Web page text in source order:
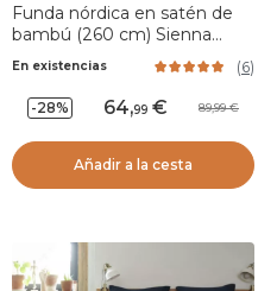
Funda nórdica en satén de
bambú (260 cm) Sienna
Beige pampa
En existencias (6)
-28% 64,99 89,99
Añadir a la cesta